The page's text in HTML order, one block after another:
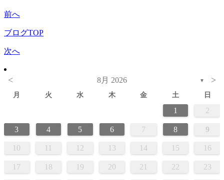
前へ
ブログTOP
次へ
< 8月 2026 ▼ >
月 火 水 木 金 土 日
1 2
3 4 5 6 7 8 9
10 12 13 14 15 16
17 18 19 20 21 22 23